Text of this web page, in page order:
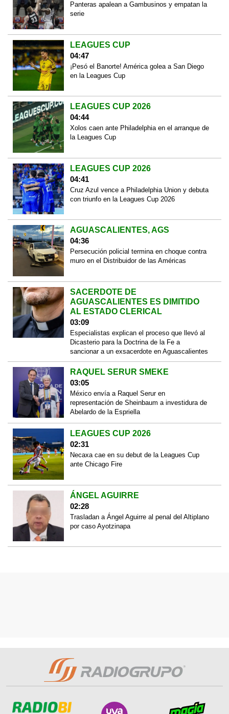
Panteras apalean a Gambusinos y empatan la
serie
LEAGUES CUP
04:47
¡Pesó el Banorte! América golea a San Diego
en la Leagues Cup
LEAGUES CUP 2026
04:44
Xolos caen ante Philadelphia en el arranque de
la Leagues Cup
LEAGUES CUP 2026
04:41
Cruz Azul vence a Philadelphia Union y debuta
con triunfo en la Leagues Cup 2026
AGUASCALIENTES, AGS
04:36
Persecución policial termina en choque contra
muro en el Distribuidor de las Américas
SACERDOTE DE
AGUASCALIENTES ES DIMITIDO
AL ESTADO CLERICAL
03:09
Especialistas explican el proceso que llevó al
Dicasterio para la Doctrina de la Fe a
sancionar a un exsacerdote en Aguascalientes
RAQUEL SERUR SMEKE
03:05
México envía a Raquel Serur en
representación de Sheinbaum a investidura de
Abelardo de la Espriella
LEAGUES CUP 2026
02:31
Necaxa cae en su debut de la Leagues Cup
ante Chicago Fire
ÁNGEL AGUIRRE
02:28
Trasladan a Ángel Aguirre al penal del Altiplano
por caso Ayotzinapa